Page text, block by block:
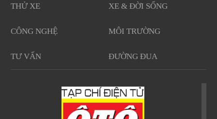
THỬ XE XE & ĐỜI SỐNG
CÔNG NGHỆ MÔI TRƯỜNG
TƯ VẤN ĐƯỜNG ĐUA